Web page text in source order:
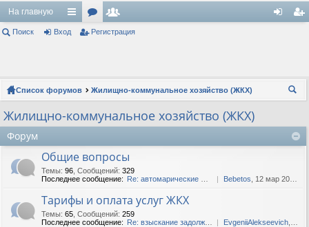
На главную
с
и
ор ол
ат
ел
ац
Поиск Вход Регистрация
Список форумов
Жилищно-коммунальное хозяйство (ЖКХ)
Жилищно-коммунальное хозяйство (ЖКХ)
Форум
Общие вопросы
Темы: 96 Сообщений: 329
Последнее сообщение: Re: автомарические шторы в ... Bebetos , 12 мар 2025, 13:38
Тарифы и оплата услуг ЖКХ
Темы: 65 Сообщений: 259
Последнее сообщение: Re: взыскание задолженности... EvgeniiAlekseevich